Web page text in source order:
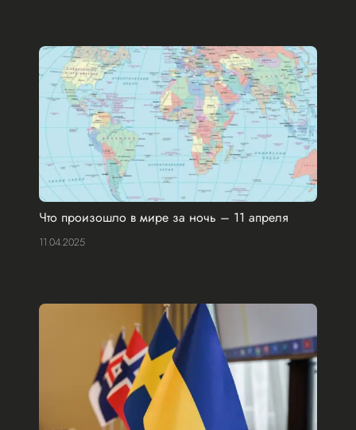
Что произошло в мире за ночь – 11 апреля
11.04.2025